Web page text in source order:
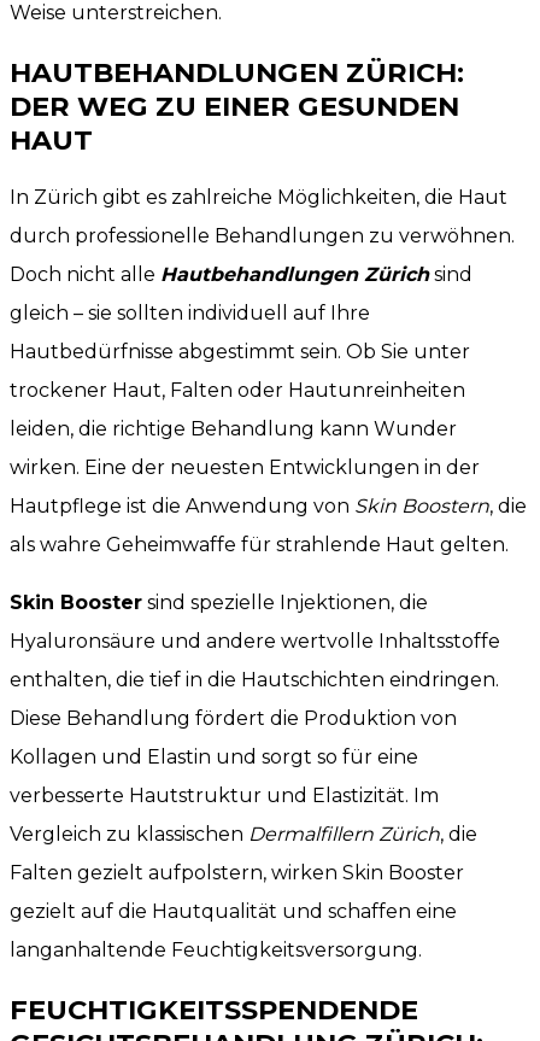
Weise unterstreichen.
HAUTBEHANDLUNGEN ZÜRICH:
DER WEG ZU EINER GESUNDEN
HAUT
In Zürich gibt es zahlreiche Möglichkeiten, die Haut
durch professionelle Behandlungen zu verwöhnen.
Doch nicht alle Hautbehandlungen Zürichsind
gleich – sie sollten individuell auf Ihre
Hautbedürfnisse abgestimmt sein. Ob Sie unter
trockener Haut, Falten oder Hautunreinheiten
leiden, die richtige Behandlung kann Wunder
wirken. Eine der neuesten Entwicklungen in der
Hautpflege ist die Anwendung von Skin Boostern, die
als wahre Geheimwaffe für strahlende Haut gelten.
Skin Booster sind spezielle Injektionen, die
Hyaluronsäure und andere wertvolle Inhaltsstoffe
enthalten, die tief in die Hautschichten eindringen.
Diese Behandlung fördert die Produktion von
Kollagen und Elastin und sorgt so für eine
verbesserte Hautstruktur und Elastizität. Im
Vergleich zu klassischen Dermalfillern Zürich, die
Falten gezielt aufpolstern, wirken Skin Booster
gezielt auf die Hautqualität und schaffen eine
langanhaltende Feuchtigkeitsversorgung.
FEUCHTIGKEITSSPENDENDE